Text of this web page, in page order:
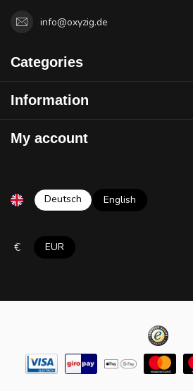
info@oxyzig.de
Categories
Information
My account
Deutsch English
€ EUR